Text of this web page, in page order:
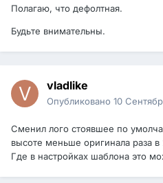
Полагаю, что дефолтная.
Будьте внимательны.
vladlike
Опубликовано 10
Сменил лого стоявшее по
высоте меньше оригинала раза в
Где в настройках шаблона это